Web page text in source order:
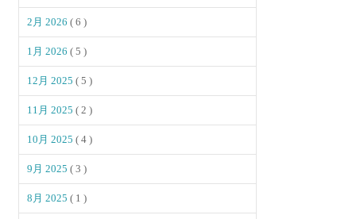
2月 2026( 6 )
1月 2026( 5 )
12月 2025( 5 )
11月 2025( 2 )
10月 2025( 4 )
9月 2025( 3 )
8月 2025( 1 )